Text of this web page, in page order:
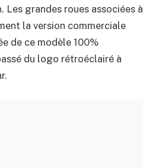
Les grandes roues associées à
la version commerciale
de ce modèle 100%
du logo rétroéclairé à